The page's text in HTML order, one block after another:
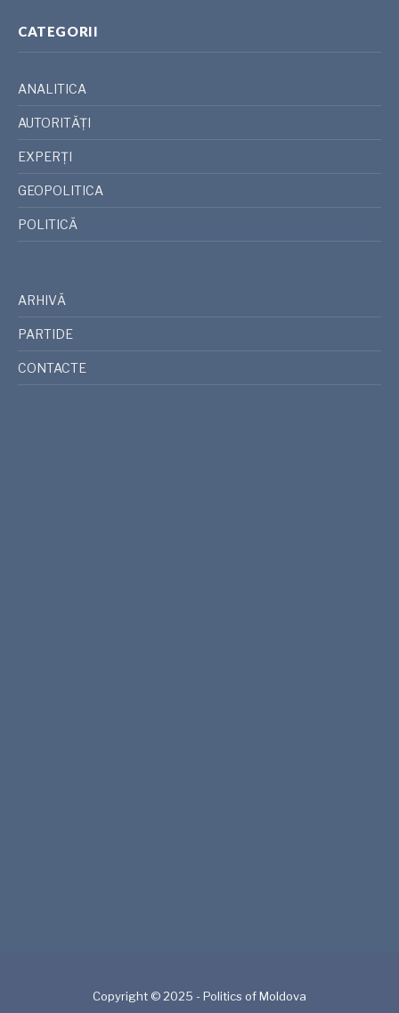
CATEGORII
ANALITICA
AUTORITĂȚI
EXPERȚI
GEOPOLITICA
POLITICĂ
ARHIVĂ
PARTIDE
CONTACTE
Copyright © 2025 - Politics of Moldova